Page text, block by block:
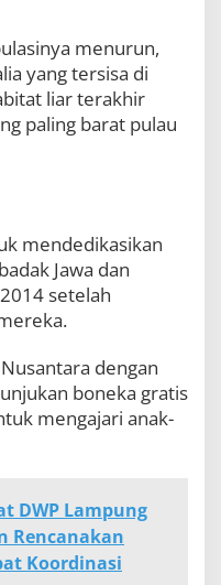
menurun,
yang tersisa di
liar terakhir
paling barat pulau
mendedikasikan
Jawa dan
setelah
dengan
boneka gratis
mengajari anak-
DWP Lampung
Rencanakan
Koordinasi